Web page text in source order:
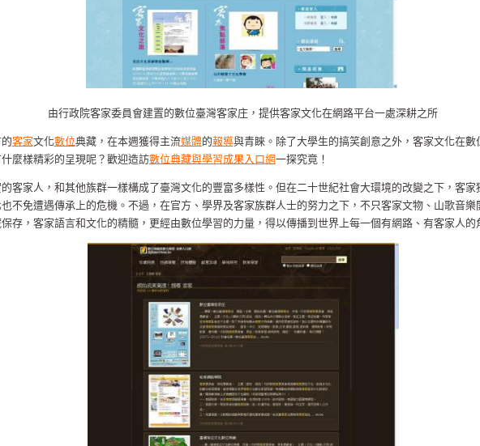
由行政院客家委員會建置的數位臺灣客家庄，提供客家文化在網路平台一處深耕之所
客家文化數位典藏，在本週獲得主流媒體的報導與青睞。除了大學生的搞笑創意之外，客家文化在數
什麼樣精彩的呈現呢？歡迎造訪數位典藏與學習成果入口網一探究竟！
客家人，和其他族群一樣構成了臺灣文化的豐富多樣性。但在二十世紀社會大環境的改變之下，客家
不免遭遇傳承上的危機。不過，在官方、學界及客家族群人士的努力之下，不只客家文物、山歌音樂
存，客家語言和文化的精髓，更經由數位學習的力量，得以傳播到世界上每一個有網路、有客家人的